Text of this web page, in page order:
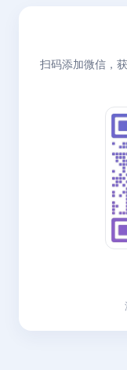
扫码添加微信，